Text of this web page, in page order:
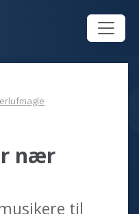
nær
til